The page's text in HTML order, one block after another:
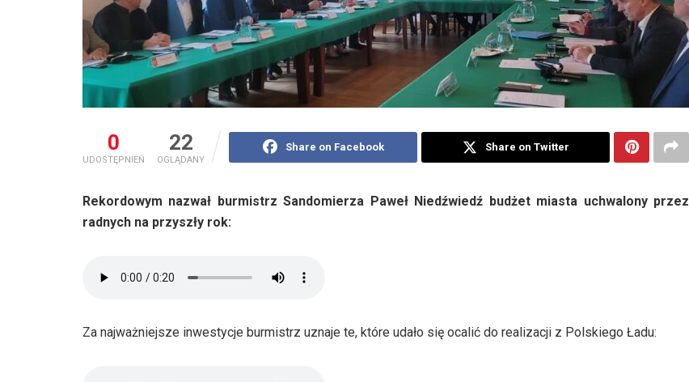
0
UDOSTĘPNIEŃ
22
OGLĄDANY
Share on Facebook Share on Twitter
Rekordowym nazwał burmistrz Sandomierza Paweł Niedźwiedź budżet miasta uchwalony przez
radnych na przyszły rok:
Za najważniejsze inwestycje burmistrz uznaje te, które udało się ocalić do realizacji z Polskiego Ładu: